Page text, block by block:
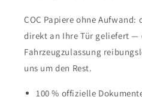
COC Papiere ohne
direkt an Ihre Tür geliefert —
Fahrzeugzulassung
uns um den Rest.
100 % offizielle